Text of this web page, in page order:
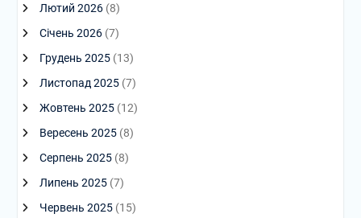
Лютий 2026(8)
Січень 2026(7)
Грудень 2025(13)
Листопад 2025(7)
Жовтень 2025(12)
Вересень 2025(8)
Серпень 2025(8)
Липень 2025(7)
Червень 2025(15)